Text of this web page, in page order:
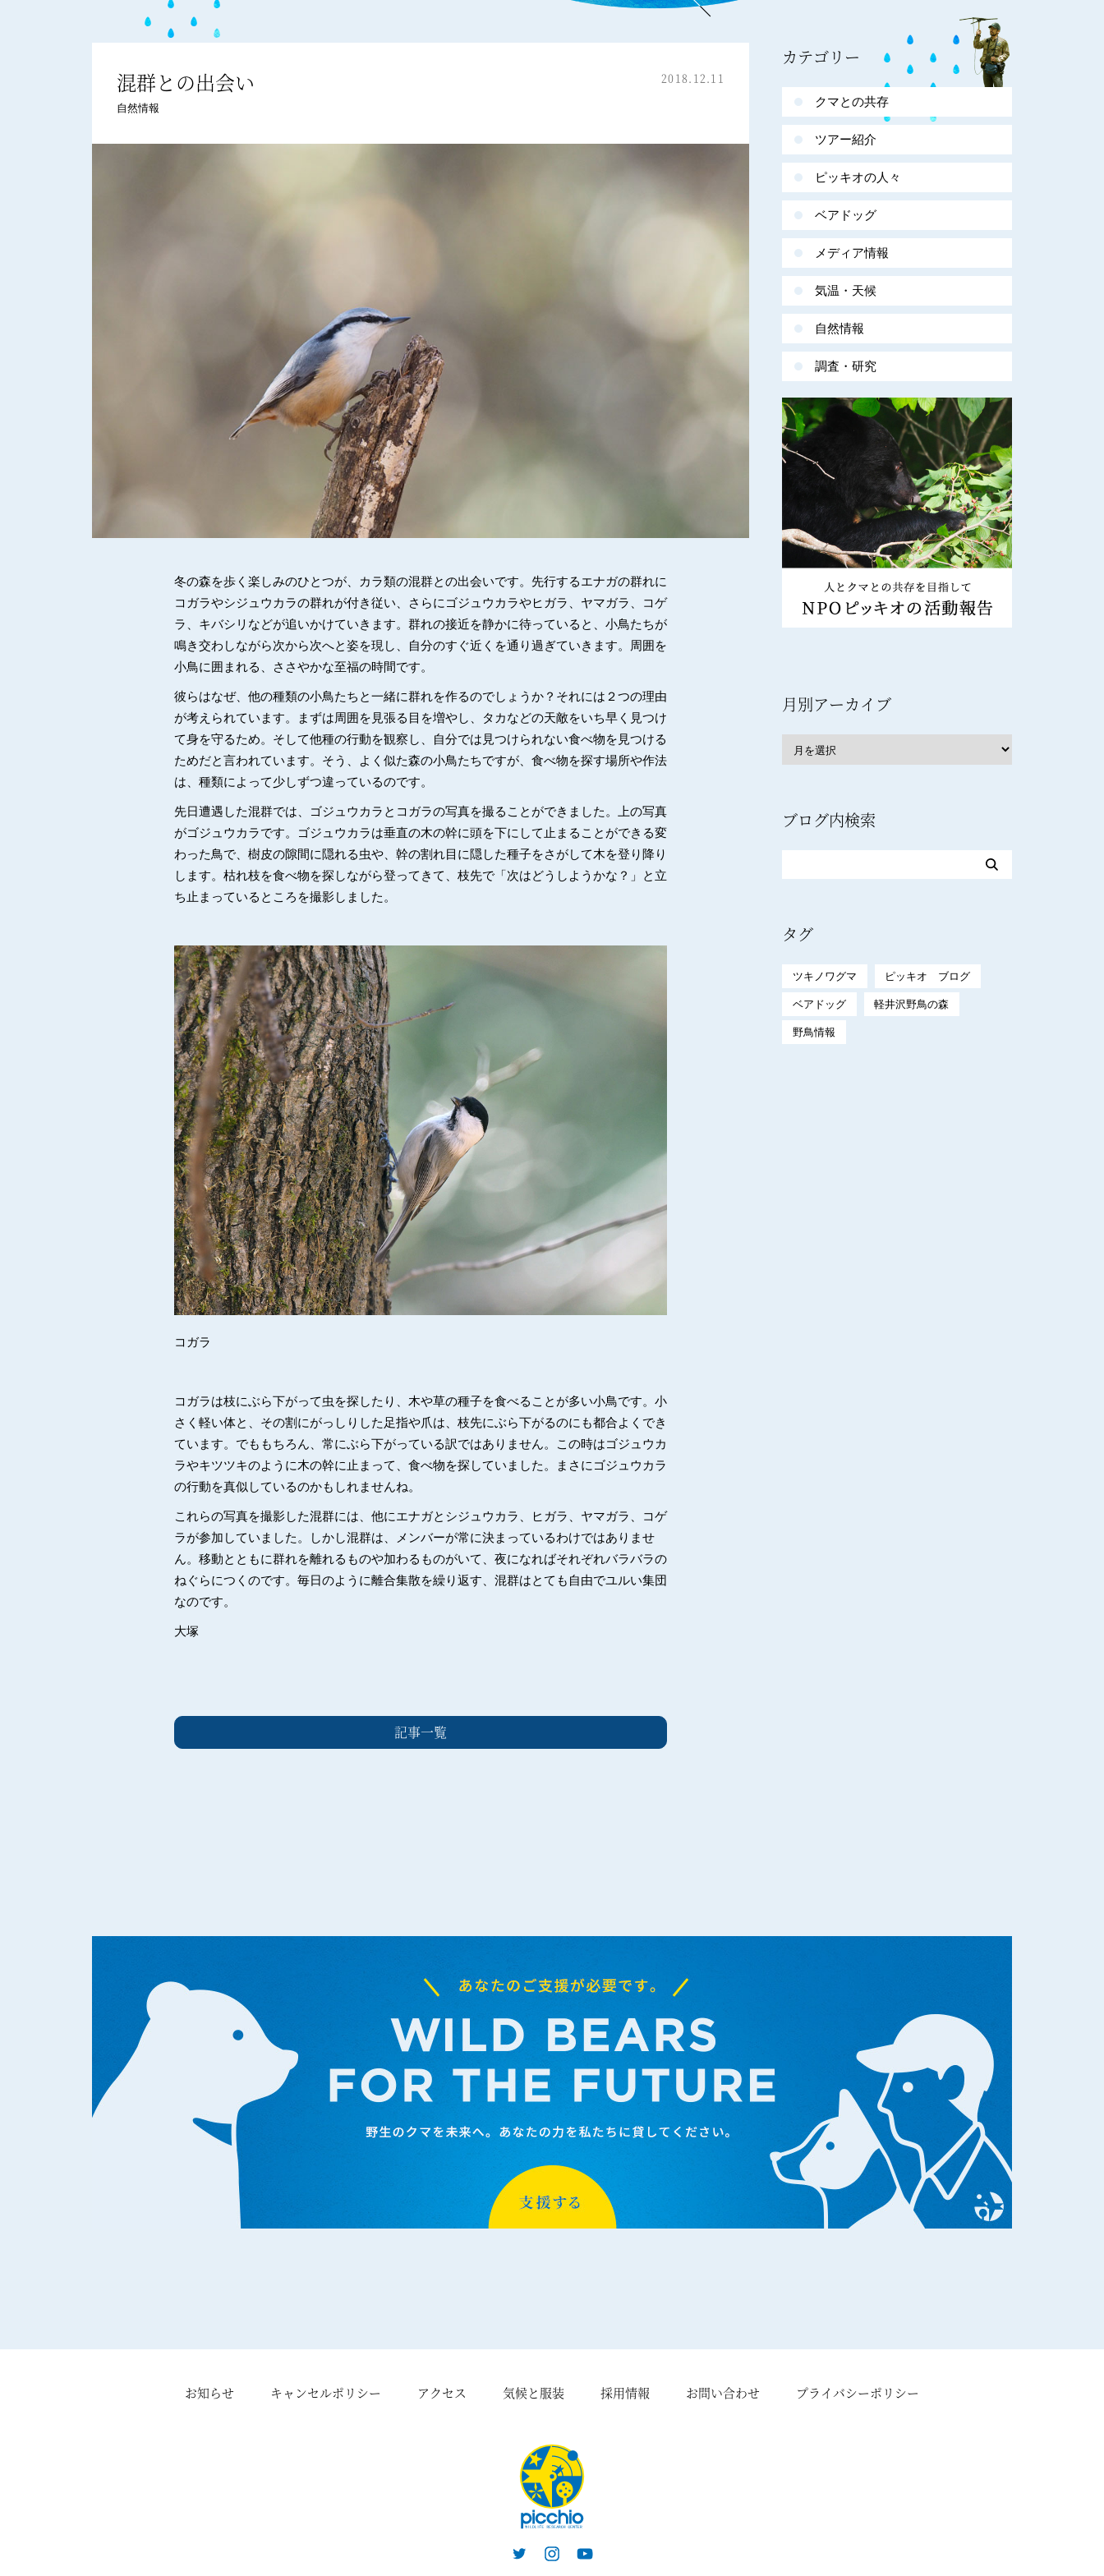
混群との出会い
自然情報
2018.12.11
冬の森を歩く楽しみのひとつが、カラ類の混群との出会いです。先行するエナガの群れに
コガラやシジュウカラの群れが付き従い、さらにゴジュウカラやヒガラ、ヤマガラ、コゲ
ラ、キバシリなどが追いかけていきます。群れの接近を静かに待っていると、小鳥たちが
鳴き交わしながら次から次へと姿を現し、自分のすぐ近くを通り過ぎていきます。周囲を
小鳥に囲まれる、ささやかな至福の時間です。
彼らはなぜ、他の種類の小鳥たちと一緒に群れを作るのでしょうか？それには２つの理由
が考えられています。まずは周囲を見張る目を増やし、タカなどの天敵をいち早く見つけ
て身を守るため。そして他種の行動を観察し、自分では見つけられない食べ物を見つける
ためだと言われています。そう、よく似た森の小鳥たちですが、食べ物を探す場所や作法
は、種類によって少しずつ違っているのです。
先日遭遇した混群では、ゴジュウカラとコガラの写真を撮ることができました。上の写真
がゴジュウカラです。ゴジュウカラは垂直の木の幹に頭を下にして止まることができる変
わった鳥で、樹皮の隙間に隠れる虫や、幹の割れ目に隠した種子をさがして木を登り降り
します。枯れ枝を食べ物を探しながら登ってきて、枝先で「次はどうしようかな？」と立
ち止まっているところを撮影しました。
コガラ
コガラは枝にぶら下がって虫を探したり、木や草の種子を食べることが多い小鳥です。小
さく軽い体と、その割にがっしりした足指や爪は、枝先にぶら下がるのにも都合よくでき
ています。でももちろん、常にぶら下がっている訳ではありません。この時はゴジュウカ
ラやキツツキのように木の幹に止まって、食べ物を探していました。まさにゴジュウカラ
の行動を真似しているのかもしれませんね。
これらの写真を撮影した混群には、他にエナガとシジュウカラ、ヒガラ、ヤマガラ、コゲ
ラが参加していました。しかし混群は、メンバーが常に決まっているわけではありませ
ん。移動とともに群れを離れるものや加わるものがいて、夜になればそれぞれバラバラの
ねぐらにつくのです。毎日のように離合集散を繰り返す、混群はとても自由でユルい集団
なのです。
大塚
記事一覧
カテゴリー
クマとの共存
ツアー紹介
ピッキオの人々
ベアドッグ
メディア情報
気温・天候
自然情報
調査・研究
月別アーカイブ
ブログ内検索
タグ
ツキノワグマ ピッキオ ブログ
ベアドッグ 軽井沢野鳥の森
野鳥情報
お知らせ キャンセルポリシー アクセス 気候と服装 採用情報 お問い合わせ プライバシーポリシー